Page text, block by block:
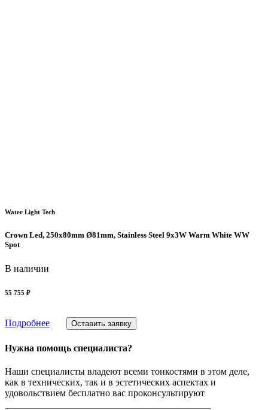
Water Light Tech
Crown Led, 250x80mm Ø81mm, Stainless Steel 9x3W Warm White WW
Spot
В наличии
55 755 ₽
Подробнее Оставить заявку
Нужна помощь специалиста?
Наши специалисты владеют всеми тонкостями в этом деле,
как в технических, так и в эстетических аспектах и
удовольствием бесплатно вас проконсультируют